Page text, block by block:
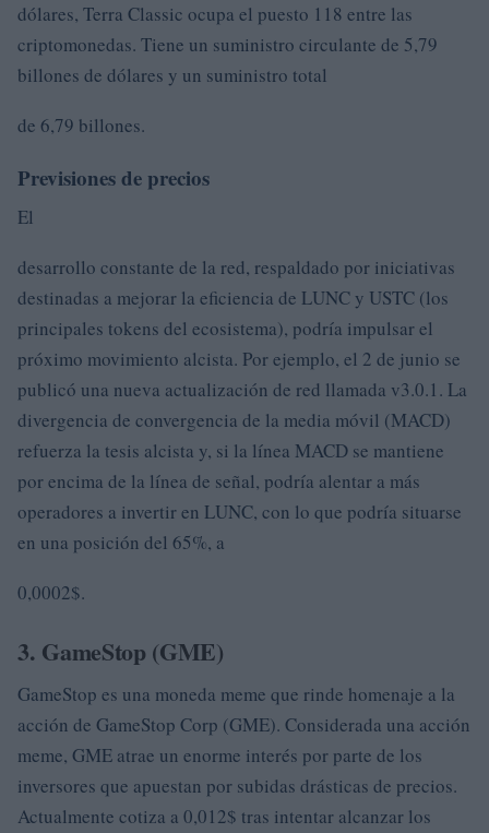
dólares, Terra Classic ocupa el puesto 118 entre las
criptomonedas. Tiene un suministro circulante de 5,79
billones de dólares y un suministro total
de 6,79 billones.
Previsiones de precios
El
desarrollo constante de la red, respaldado por iniciativas
destinadas a mejorar la eficiencia de LUNC y USTC (los
principales tokens del ecosistema), podría impulsar el
próximo movimiento alcista. Por ejemplo, el 2 de junio se
publicó una nueva actualización de red llamada v3.0.1. La
divergencia de convergencia de la media móvil (MACD)
refuerza la tesis alcista y, si la línea MACD se mantiene
por encima de la línea de señal, podría alentar a más
operadores a invertir en LUNC, con lo que podría situarse
en una posición del 65%, a
0,0002$.
3. GameStop (GME)
GameStop es una moneda meme que rinde homenaje a la
acción de GameStop Corp (GME). Considerada una acción
meme, GME atrae un enorme interés por parte de los
inversores que apuestan por subidas drásticas de precios.
Actualmente cotiza a 0,012$ tras intentar alcanzar los